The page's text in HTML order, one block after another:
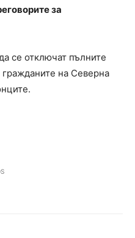
за
се отключат пълните
гражданите на Северна